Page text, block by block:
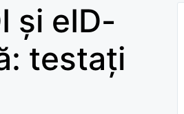
și eID-
testați